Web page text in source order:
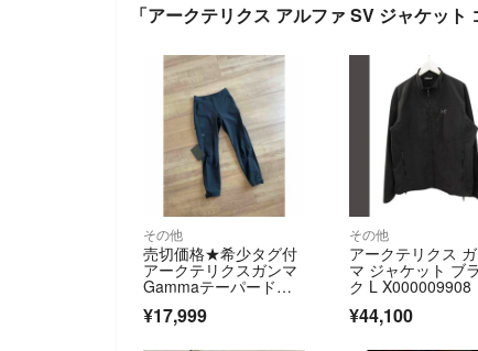
「アークテリクス アルファ SV ジャケッ
その他
売切価格★希少タグ付
アークテリクスガンマ
Gammaテーパードパ
ンツ黒人気カラー
¥17,999
その他
アークテリクス
マ ジャケット ブ
ク L X000009908
¥44,100